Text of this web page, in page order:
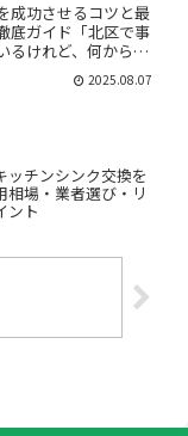
成功させるコツと最
底ガイド「北区で事
るけれど、何から始
らない」「どの業者
？」「費用はどのく
2025.08.07
ッチンシンク交換を
相場・業者選び・リ
ント